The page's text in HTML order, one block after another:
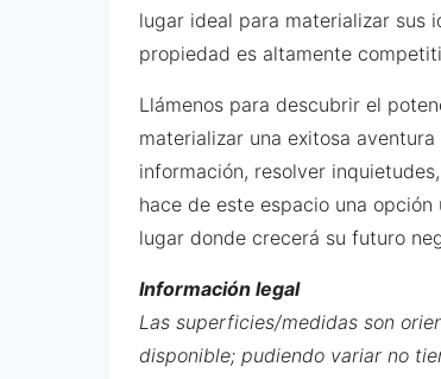
lugar ideal para materializar sus
propiedad es altamente
Llámenos para descubrir el
materializar una exitosa
información, resolver
hace de este espacio una
lugar donde crecerá su futuro
Información legal
Las superficies/medidas son
disponible; pudiendo variar no